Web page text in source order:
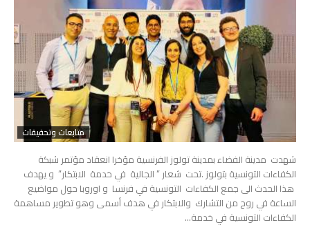
متابعات وتحقيقات
شهدت مدينة الفضاء بمدينة تولوز الفرنسية مؤخرا انعقاد مؤتمر شبكة
الكفاءات التونسية بتولوز .تحت شعار ” الجالية في خدمة الابتكار” و يهدف
هذا الحدث الى جمع الكفاءات التونسية في فرنسا و اوروبا حول مواضيع
الساعة في روح من التشارك والابتكار في هدف أسمى وهو تطوير مساهمة
الكفاءات التونسية في خدمة…